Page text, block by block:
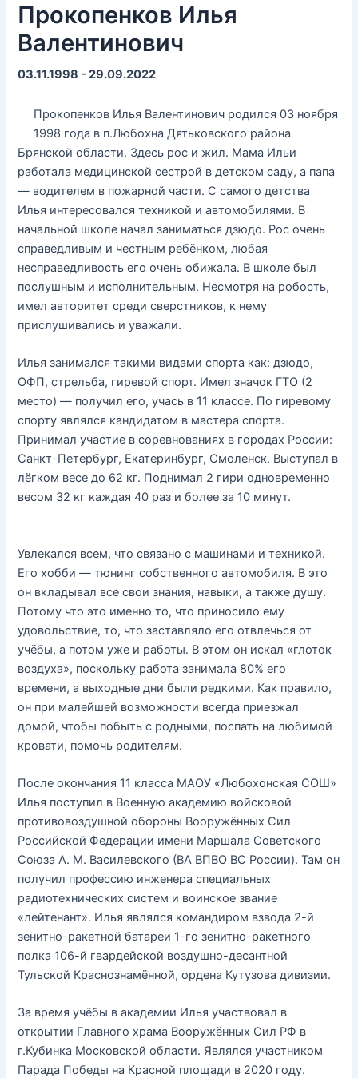
Прокопенков Илья
Валентинович
03.11.1998 - 29.09.2022
Прокопенков Илья Валентинович родился 03 ноября
1998 года в п.Любохна Дятьковского района
Брянской области. Здесь рос и жил. Мама Ильи
работала медицинской сестрой в детском саду, а папа
— водителем в пожарной части. С самого детства
Илья интересовался техникой и автомобилями. В
начальной школе начал заниматься дзюдо. Рос очень
справедливым и честным ребёнком, любая
несправедливость его очень обижала. В школе был
послушным и исполнительным. Несмотря на робость,
имел авторитет среди сверстников, к нему
прислушивались и уважали.
Илья занимался такими видами спорта как: дзюдо,
ОФП, стрельба, гиревой спорт. Имел значок ГТО (2
место) — получил его, учась в 11 классе. По гиревому
спорту являлся кандидатом в мастера спорта.
Принимал участие в соревнованиях в городах России:
Санкт-Петербург, Екатеринбург, Смоленск. Выступал в
лёгком весе до 62 кг. Поднимал 2 гири одновременно
весом 32 кг каждая 40 раз и более за 10 минут.
Увлекался всем, что связано с машинами и техникой.
Его хобби — тюнинг собственного автомобиля. В это
он вкладывал все свои знания, навыки, а также душу.
Потому что это именно то, что приносило ему
удовольствие, то, что заставляло его отвлечься от
учёбы, а потом уже и работы. В этом он искал «глоток
воздуха», поскольку работа занимала 80% его
времени, а выходные дни были редкими. Как правило,
он при малейшей возможности всегда приезжал
домой, чтобы побыть с родными, поспать на любимой
кровати, помочь родителям.
После окончания 11 класса МАОУ «Любохонская СОШ»
Илья поступил в Военную академию войсковой
противовоздушной обороны Вооружённых Сил
Российской Федерации имени Маршала Советского
Союза А. М. Василевского (ВА ВПВО ВС России). Там он
получил профессию инженера специальных
радиотехнических систем и воинское звание
«лейтенант». Илья являлся командиром взвода 2-й
зенитно-ракетной батареи 1-го зенитно-ракетного
полка 106-й гвардейской воздушно-десантной
Тульской Краснознамённой, ордена Кутузова дивизии.
За время учёбы в академии Илья участвовал в
открытии Главного храма Вооружённых Сил РФ в
г.Кубинка Московской области. Являлся участником
Парада Победы на Красной площади в 2020 году.